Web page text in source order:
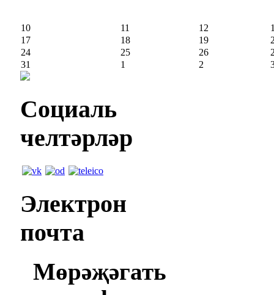
10 11 12
17
18 19
24
25 26
31
1 2
Социаль
челтәрләр
Электрон
почта
Мөрәҗәгать